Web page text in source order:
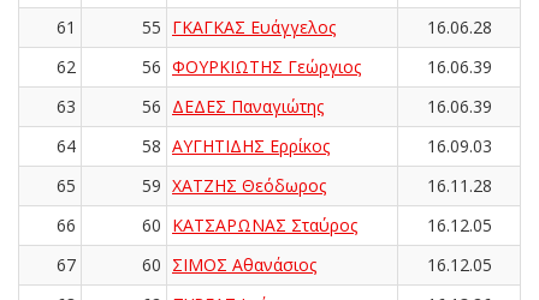
61
55 ΓΚΑΓΚΑΣ Ευάγγελος
16.06.28
62
56 ΦΟΥΡΚΙΩΤΗΣ Γεώργιος
16.06.39
63
56 ΔΕΔΕΣ Παναγιώτης
16.06.39
64
58 ΑΥΓΗΤΙΔΗΣ Ερρίκος
16.09.03
65
59 ΧΑΤΖΗΣ Θεόδωρος
16.11.28
66
60 ΚΑΤΣΑΡΩΝΑΣ Σταύρος
16.12.05
67
60 ΣΙΜΟΣ Αθανάσιος
16.12.05